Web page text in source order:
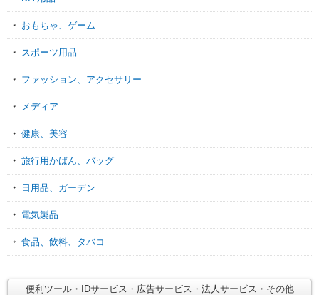
おもちゃ、ゲーム
スポーツ用品
ファッション、アクセサリー
メディア
健康、美容
旅行用かばん、バッグ
日用品、ガーデン
電気製品
食品、飲料、タバコ
便利ツール・IDサービス・広告サービス・法人サービス・その他